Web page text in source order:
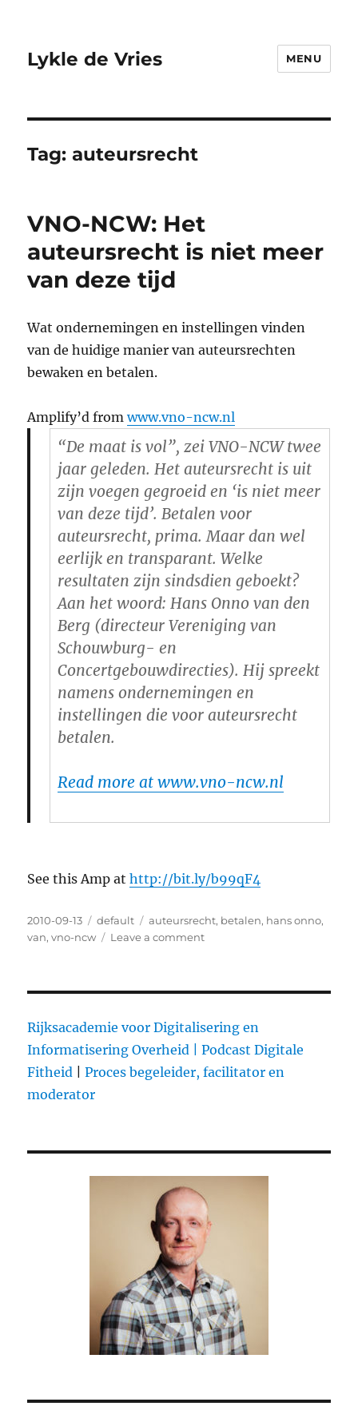
Lykle de Vries MENU
Tag:auteursrecht
VNO-NCW: Het
auteursrecht is niet meer
van deze tijd
Wat ondernemingen en instellingen vinden
van de huidige manier van auteursrechten
bewaken en betalen.
Amplify’d fromwww.vno-ncw.nl
“De maat is vol”, zei VNO-NCW twee
jaar geleden. Het auteursrecht is uit
zijn voegen gegroeid en ‘is niet meer
van deze tijd’. Betalen voor
auteursrecht, prima. Maar dan wel
eerlijk en transparant. Welke
resultaten zijn sindsdien geboekt?
Aan het woord: Hans Onno van den
Berg (directeur Vereniging van
Schouwburg- en
Concertgebouwdirecties). Hij spreekt
namens ondernemingen en
instellingen die voor auteursrecht
betalen.
Read more at www.vno-ncw.nl
See this Amp athttp://bit.ly/b99qF4
Posted
on
2010-09-13 Categories
default Tags
auteursrecht, betalen, hans onno,
van,vno-ncw Leave a comment
meer
van
Rijksacademie voor Digitalisering en
Informatisering Overheid |
Podcast Digitale
Fitheid |Proces begeleider, facilitator en
moderator